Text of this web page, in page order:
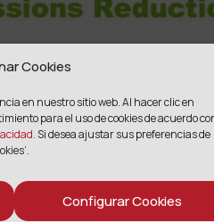
Cookies
en nuestro sitio web. Al hacer clic en
para el uso de cookies de acuerdo
Si desea ajustar sus preferencias de
Configurar Cookies
Twitter
EmailCompartir